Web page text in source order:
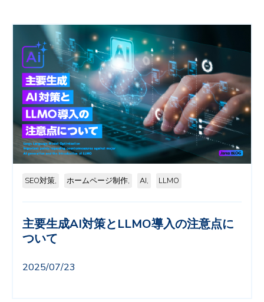
SEO対策, ホームページ制作, AI, LLMO
主要生成AI対策とLLMO導入の注意点に
ついて
2025/07/23